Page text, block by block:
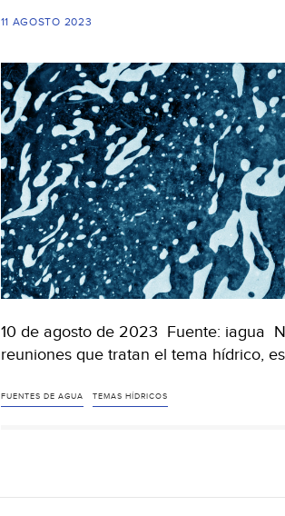
11 AGOSTO 2023
10 de agosto de 2023 Fuente: iagua
reuniones que tratan el tema hídrico,
FUENTES DE AGUA TEMAS HÍDRICOS